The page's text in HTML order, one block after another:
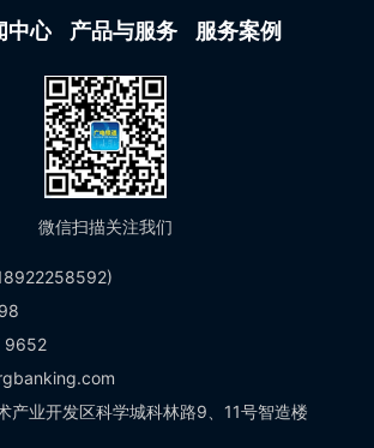
中心 产品与服务 服务案例
微信扫描关注我们
9652
产业开发区科学城科林路9、11号智造楼